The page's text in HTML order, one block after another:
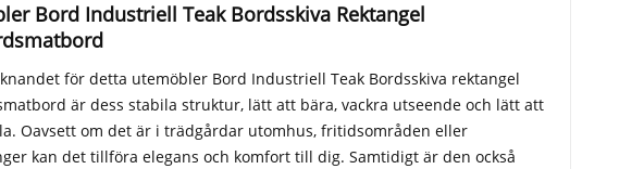
Bord Industriell Teak Bordsskiva Rektangel
för detta utemöbler Bord Industriell Teak Bordsskiva rektangel
är dess stabila struktur, lätt att bära, vackra utseende och lätt att
Oavsett om det är i trädgårdar utomhus, fritidsområden eller
kan det tillföra elegans och komfort till dig. Samtidigt är den också